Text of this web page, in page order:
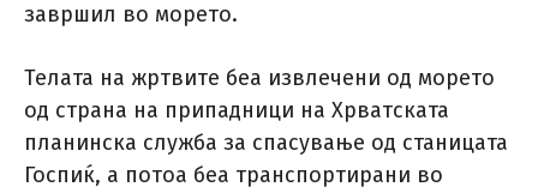
завршил во морето.
Телата на жртвите беа извлечени од морето
од страна на припадници на Хрватската
планинска служба за спасување од станицата
Госпиќ, а потоа беа транспортирани во